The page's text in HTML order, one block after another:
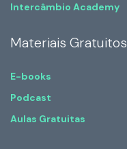
Intercâmbio Academy
Materiais Gratuitos
E-books
Podcast
Aulas Gratuitas